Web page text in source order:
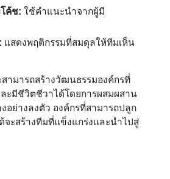
ค้ช: ใช้คำแนะนำจากผู้มี
แสดงพฤติกรรมที่สมดุลให้ทีมเห็น
ามารถสร้างวัฒนธรรมองค์กรที่
ะมีชีวิตชีวาได้โดยการผสมผสาน
ย่างลงตัว องค์กรที่สามารถปลูก
จะสร้างทีมที่แข็งแกร่งและนำไปสู่